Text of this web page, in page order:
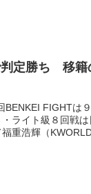
定勝ち 移籍
BENKEI FIGHTは
ライト級８回戦
重浩輝（